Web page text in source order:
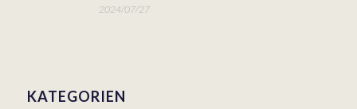
2024/07/27
KATEGORIEN